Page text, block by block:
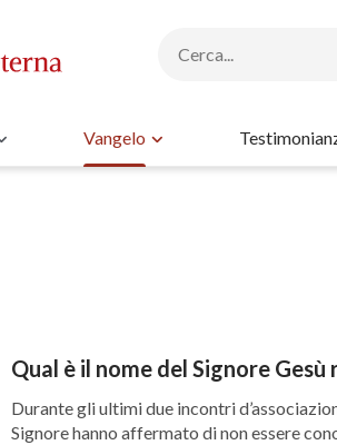
Vangelo
Qual è il nome del Signore
Durante gli ultimi due incontri
Signore hanno affermato di non essere